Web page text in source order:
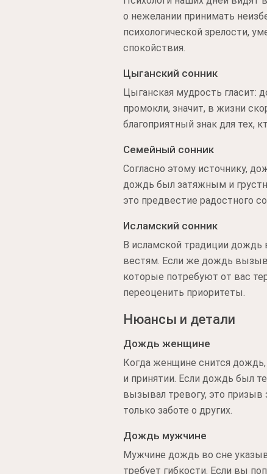
о нежелании принимать
психологической зрелости,
спокойствия.
Цыганский сонник
Цыганская мудрость гласит:
промокли, значит, в жизни
благоприятный знак для тех,
Семейный сонник
Согласно этому источнику,
дождь был затяжным и
это предвестие радостного
Исламский сонник
В исламской традиции дождь
вестям. Если же дождь
которые потребуют от вас
переоценить приоритеты.
Нюансы и детали
Дождь женщине
Когда женщине снится дождь,
и принятии. Если дождь был
вызывал тревогу, это
только заботе о других.
Дождь мужчине
Мужчине дождь во сне
требует гибкости. Если вы